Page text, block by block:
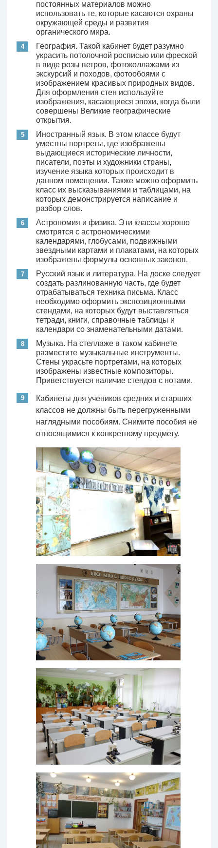
постоянных материалов можно
использовать те, которые касаются охраны
окружающей среды и развития
органического мира.
География. Такой кабинет будет разумно
украсить потолочной росписью или фреской
в виде розы ветров, фотоколлажами из
экскурсий и походов, фотообоями с
изображением красивых природных видов.
Для оформления стен используйте
изображения, касающиеся эпохи, когда были
совершены Великие географические
открытия.
Иностранный язык. В этом классе будут
уместны портреты, где изображены
выдающиеся исторические личности,
писатели, поэты и художники страны,
изучение языка которых происходит в
данном помещении. Также можно оформить
класс их высказываниями и таблицами, на
которых демонстрируется написание и
разбор слов.
Астрономия и физика. Эти классы хорошо
смотрятся с астрономическими
календарями, глобусами, подвижными
звездными картами и плакатами, на которых
изображены формулы основных законов.
Русский язык и литература. На доске следует
создать разлинованную часть, где будет
отрабатываться техника письма. Класс
необходимо оформить экспозиционными
стендами, на которых будут выставляться
тетради, книги, справочные таблицы и
календари со знаменательными датами.
Музыка. На стеллаже в таком кабинете
разместите музыкальные инструменты.
Стены украсьте портретами, на которых
изображены известные композиторы.
Приветствуется наличие стендов с нотами.
Кабинеты для учеников средних и старших
классов не должны быть перегруженными
наглядными пособиям. Снимите пособия не
относящимися к конкретному предмету.